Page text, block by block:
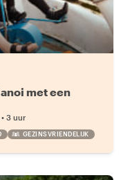
met een
• 3 uur
GEZINSVRIENDELIJK